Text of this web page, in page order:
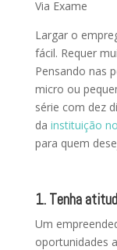
Via Exame
Largar o
fácil. Requer
Pensando nas
micro ou
série com dez
da instituição
para quem
1. Tenha
Um
oportunidades